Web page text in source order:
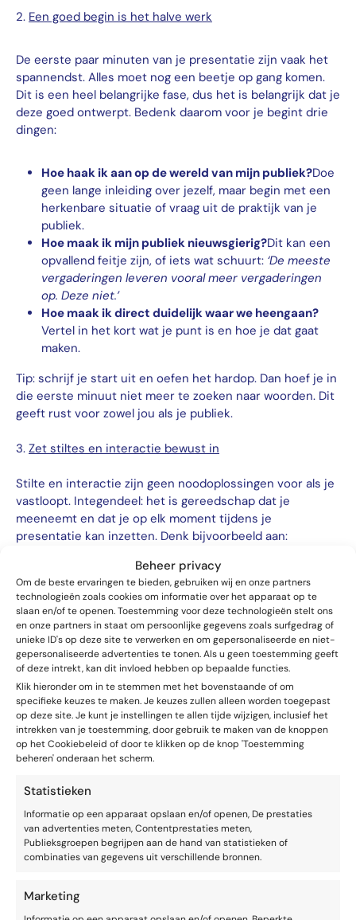
Beheer privacy
Om de beste ervaringen te bieden, gebruiken wij en onze partners
technologieën zoals cookies om informatie over het apparaat op te
slaan en/of te openen. Toestemming voor deze technologieën stelt ons
en onze partners in staat om persoonlijke gegevens zoals surfgedrag of
unieke ID's op deze site te verwerken en om gepersonaliseerde en niet-
gepersonaliseerde advertenties te tonen. Als u geen toestemming geeft
of deze intrekt, kan dit invloed hebben op bepaalde functies.
Klik hieronder om in te stemmen met het bovenstaande of om
specifieke keuzes te maken. Je keuzes zullen alleen worden toegepast
op deze site. Je kunt je instellingen te allen tijde wijzigen, inclusief het
intrekken van je toestemming, door gebruik te maken van de knoppen
op het Cookiebeleid of door te klikken op de knop 'Toestemming
beheren' onderaan het scherm.
Statistieken
Informatie op een apparaat opslaan en/of openen, De prestaties
van advertenties meten, Contentprestaties meten,
Publieksgroepen begrijpen aan de hand van statistieken of
combinaties van gegevens uit verschillende bronnen.
Marketing
2. Een goed begin is het halve werk
De eerste paar minuten van je presentatie zijn vaak het
spannendst. Alles moet nog een beetje op gang komen.
Dit is een heel belangrijke fase, dus het is belangrijk dat je
deze goed ontwerpt. Bedenk daarom voor je begint drie
dingen:
Hoe haak ik aan op de wereld van mijn publiek?Doe
geen lange inleiding over jezelf, maar begin met een
herkenbare situatie of vraag uit de praktijk van je
publiek.
Hoe maak ik mijn publiek nieuwsgierig?Dit kan een
opvallend feitje zijn, of iets wat schuurt: ‘De meeste
vergaderingen leveren vooral meer vergaderingen
op. Deze niet.’
Hoe maak ik direct duidelijk waar we heengaan?
Vertel in het kort wat je punt is en hoe je dat gaat
maken.
Tip: schrijf je start uit en oefen het hardop. Dan hoef je in
die eerste minuut niet meer te zoeken naar woorden. Dit
geeft rust voor zowel jou als je publiek.
3. Zet stiltes en interactie bewust in
Stilte en interactie zijn geen noodoplossingen voor als je
vastloopt. Integendeel: het is gereedschap dat je
meeneemt en dat je op elk moment tijdens je
presentatie kan inzetten. Denk bijvoorbeeld aan:
Een korte pauze na een belangrijke zin geeft je
publiek de ruimte om informatie te verwerken. En
geeft jou de ruimte om even adem te halen
Een seconde stilte na een vraag nodigt uit tot
reactie
Een gepland interactiemoment halverwege houdt je
publiek bij de les
Je kunt ‘pauze’ en ‘vraag’ net zo bewust in je notities
zetten als je kernzinnen. Dan wordt het echt onderdeel
van je presentatie, in plaats van dat je het laat afhangen
van het moment zelf.
Wat je tegen jezelf zegt, kleurt alles. Als je jezelf van
tevoren omlaag praat, zal de presentatie waarschijnlijk
negatief oordeel. Hoe goed je voorbereiding ook was.